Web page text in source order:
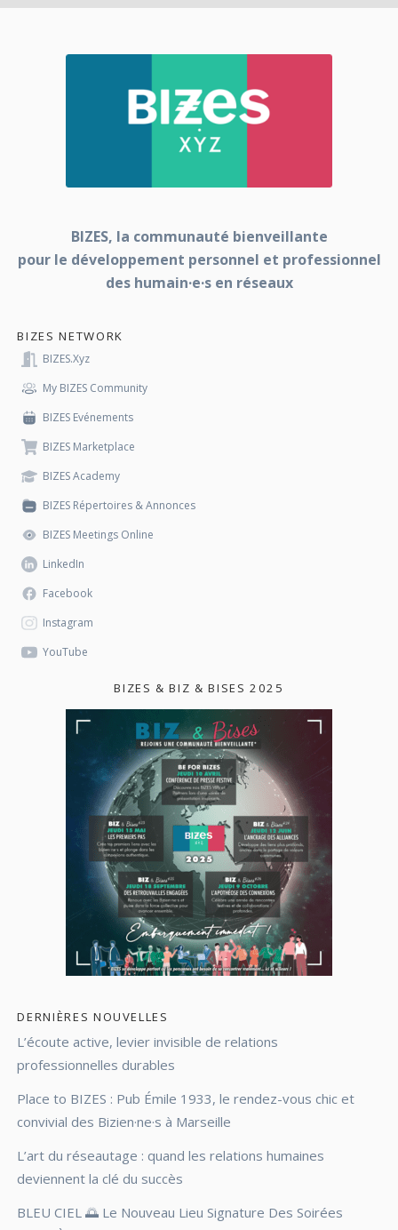
BIZES, la communauté bienveillante
pour le développement personnel et professionnel
des humain·e·s en réseaux
BIZES NETWORK
BIZES.xyz
My BIZES Community
BIZES Evénements
BIZES Marketplace
BIZES Academy
BIZES Répertoires & Annonces
BIZES Meetings Online
LinkedIn
Facebook
Instagram
YouTube
BIZES & BIZ & BISES 2025
DERNIÈRES NOUVELLES
L’écoute active, levier invisible de relations
professionnelles durables
Place to BIZES : Pub Émile 1933, le rendez-vous chic et
convivial des Bizien·ne·s à Marseille
L’art du réseautage : quand les relations humaines
deviennent la clé du succès
BLEU CIEL 🌅 Le Nouveau Lieu Signature Des Soirées